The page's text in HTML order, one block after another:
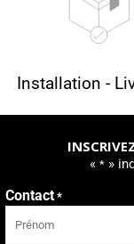
Installation -
« *»
Contact *
Prénom
Nom